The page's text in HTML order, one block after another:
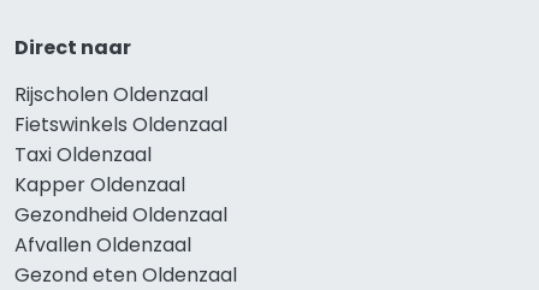
Direct naar
Rijscholen Oldenzaal
Fietswinkels Oldenzaal
Taxi Oldenzaal
Kapper Oldenzaal
Gezondheid Oldenzaal
Afvallen Oldenzaal
Gezond eten Oldenzaal